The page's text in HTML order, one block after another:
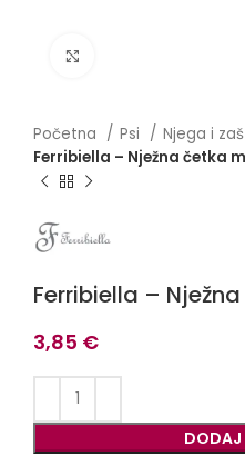
Početna Psi
Njega i
Ferribiella – Nježna četka
Ferribiella –
3,85 €
DODAJ